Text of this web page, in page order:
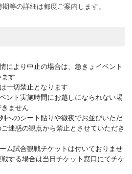
等の詳細は都度ご案内します。
により中止の場合は、急きょイベント
す
一切禁止となります
ント実施時間にお越しになられない場
ません
へのシート貼りや徹夜でお並びいただ
迷惑の観点から禁止とさせていただき
ム試合観戦チケットは付いておりませ
する場合は当日チケット窓口にてチケ